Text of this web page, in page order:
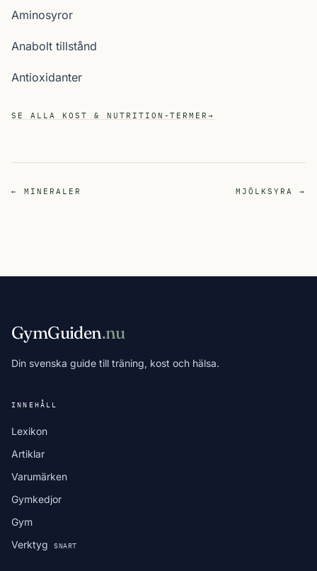
Aminosyror
Anabolt tillstånd
Antioxidanter
SE ALLA KOST & NUTRITION-TERMER→
← MINERALER MJÖLKSYRA →
GymGuiden.nu
Din svenska guide till träning, kost och hälsa.
INNEHÅLL
Lexikon
Artiklar
Varumärken
Gymkedjor
Gym
Verktyg
SNART